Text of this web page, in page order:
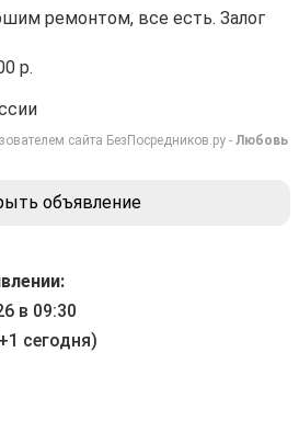
ремонтом, все есть. Залог
р.
сайта БезПосредников.ру - Любовь
объявление
в 09:30
сегодня)